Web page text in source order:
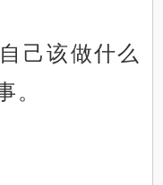
己该做什么
。